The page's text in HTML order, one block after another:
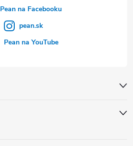
Pean na Facebooku
pean.sk
Pean na YouTube